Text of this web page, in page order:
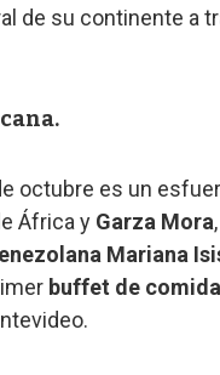
de su continente a
octubre es un
África y Garza Mora
Mariana
buffet de